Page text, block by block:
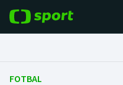
Fotbal
FOTBAL